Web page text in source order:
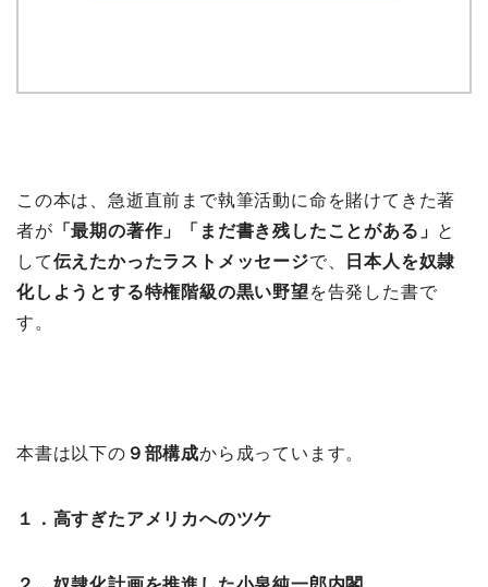
この本は、急逝直前まで執筆活動に命を賭けてきた著
者が 「最期の著作」「まだ書き残したことがある」 と
して伝えたかったラストメッセージで、
日本人を奴隷
化しようとする特権階級の黒い野望を告発した書で
す。
本書は以下の ９部構成から成っています。
１．高すぎたアメリカへのツケ